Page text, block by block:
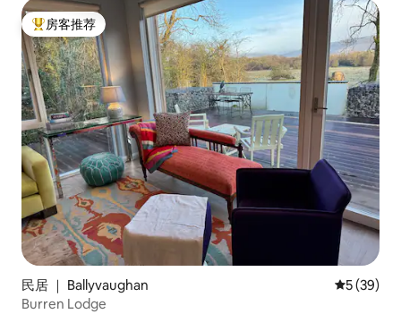
热门「房客推荐」
房客推荐
民居 ｜ Ballyvaughan 平均评分
5 (39)
Burren Lodge